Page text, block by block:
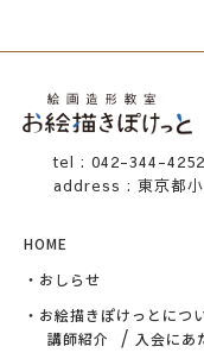
tel : 042-344-4252
address : 東京都
HOME
・おしらせ
・お絵描きぽけっとにつ
講師紹介
/ 入会にあ